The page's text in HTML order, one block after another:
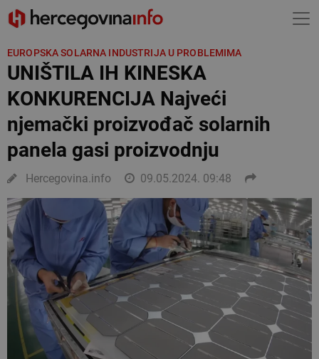
EUROPSKA SOLARNA INDUSTRIJA U PROBLEMIMA
UNIŠTILA IH KINESKA
KONKURENCIJA Najveći
njemački proizvođač solarnih
panela gasi proizvodnju
Hercegovina.info 09.05.2024. 09:48